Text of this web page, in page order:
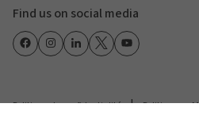
Find us on social media
Politique de confidentialité Politique en